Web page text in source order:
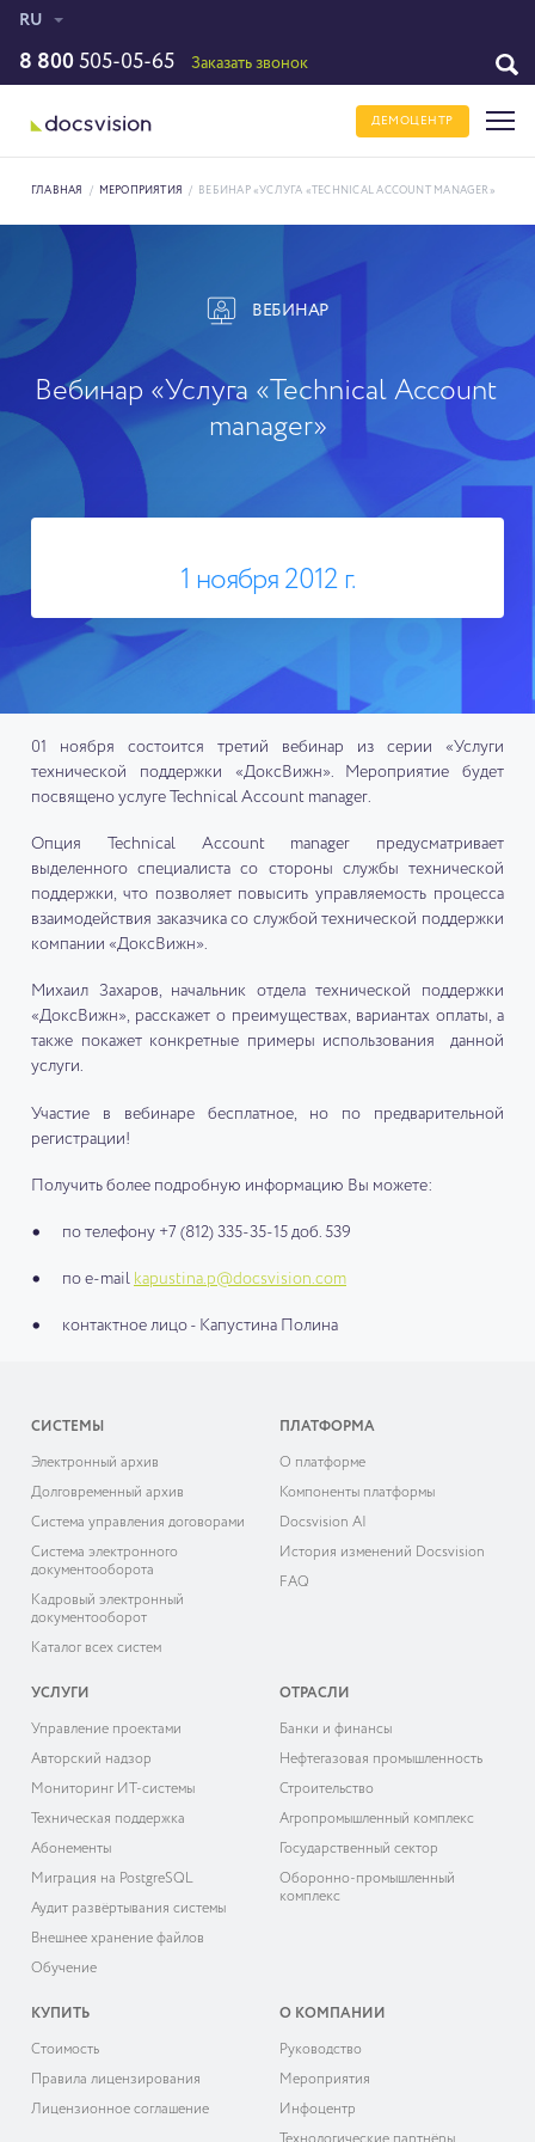
RU
8 800 505-05-65 Заказать звонок
ДЕМОЦЕНТР
ГЛАВНАЯ / МЕРОПРИЯТИЯ / ВЕБИНАР «УСЛУГА «TECHNICAL ACCOUNT MANAGER»
ВЕБИНАР
Вебинар «Услуга «Technical Account
manager»
1 ноября 2012 г.
01 ноября состоится третий вебинар из серии «Услуги
технической поддержки «ДоксВижн». Мероприятие будет
посвящено услуге Technical Account manager.
Опция Technical Account manager предусматривает
выделенного специалиста со стороны службы технической
поддержки, что позволяет повысить управляемость процесса
взаимодействия заказчика со службой технической поддержки
компании «ДоксВижн».
Михаил Захаров, начальник отдела технической поддержки
«ДоксВижн», расскажет о преимуществах, вариантах оплаты, а
также покажет конкретные примеры использования данной
услуги.
Участие в вебинаре бесплатное, но по предварительной
регистрации!
Получить более подробную информацию Вы можете:
по телефону +7 (812) 335-35-15 доб. 539
по e-mail kapustina.p@docsvision.com
контактное лицо - Капустина Полина
СИСТЕМЫ
Электронный архив
Долговременный архив
Система управления договорами
Система электронного
документооборота
Кадровый электронный
документооборот
Каталог всех систем
ПЛАТФОРМА
О платформе
Компоненты платформы
Docsvision AI
История изменений Docsvision
FAQ
УСЛУГИ
Управление проектами
Авторский надзор
Мониторинг ИТ-системы
Техническая поддержка
Абонементы
Миграция на PostgreSQL
Аудит развёртывания системы
Внешнее хранение файлов
Обучение
ОТРАСЛИ
Банки и финансы
Нефтегазовая промышленность
Строительство
Агропромышленный комплекс
Государственный сектор
Оборонно-промышленный
комплекс
КУПИТЬ
Cтоимость
Правила лицензирования
Лицензионное соглашение
О КОМПАНИИ
Руководство
Мероприятия
Инфоцентр